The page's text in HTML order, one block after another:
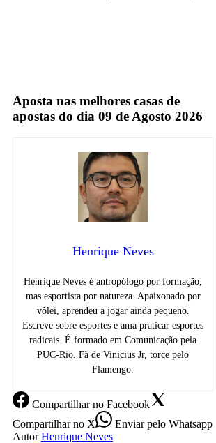
Aposta nas melhores casas de
apostas do dia 09 de Agosto 2026
Henrique Neves
Henrique Neves é antropólogo por formação,
mas esportista por natureza. Apaixonado por
vôlei, aprendeu a jogar ainda pequeno.
Escreve sobre esportes e ama praticar esportes
radicais. É formado em Comunicação pela
PUC-Rio. Fã de Vinicius Jr, torce pelo
Flamengo.
Compartilharno Facebook
Compartilharno X Enviarpelo Whatsapp
Autor Henrique Neves